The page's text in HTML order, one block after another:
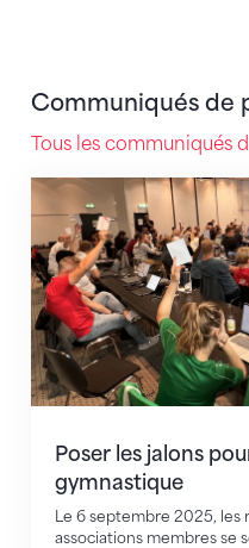
Communiqués de
Tous les communiqués
Poser les jalons
gymnastique
Le 6 septembre 2025, les
associations membres se
Poser les jalons pour